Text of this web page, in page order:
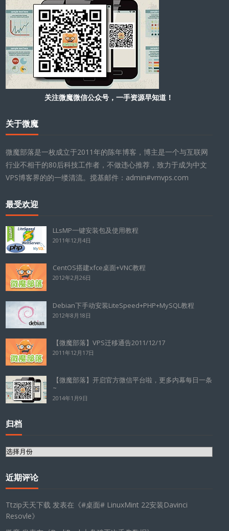
关注微魔微信公众号，一手资源早知道！
关于微魔
微魔部落是一枚成立于2011年的陈年博客，博主是一个与互联网
行业不相干的80后科技工作者，不做违心推荐，致力于成为中文
VPS博客界的的一缕清流。搅基邮件：admin#vmvps.com
最受欢迎
LLsMP一键安装包及使用教程
2011年12月4日
CentOS搭建xfce桌面+VNC教程
2012年2月26日
Debian下手动安装LiteSpeed+PHP+MySQL教程
2012年8月18日
【微魔部落】VPS迁移通告2011/12/17
2011年12月17日
【微魔部落】开启官方微信平台啦，更多内幕每日一条
~
2014年1月9日
归档
归
近期评论
Ttzip天天下载 发表在《#桌面# LinuxMint 22安装Davinci
Resovle》